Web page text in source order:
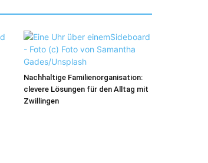
Nachhaltige Familienorganisation:
clevere Lösungen für den Alltag mit
Zwillingen